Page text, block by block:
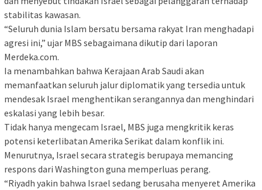
stabilitas kawasan.
“Seluruh dunia Islam bersatu bersama rakyat Iran menghadapi
agresi ini,” ujar MBS sebagaimana dikutip dari laporan
Merdeka.com.
Ia menambahkan bahwa Kerajaan Arab Saudi akan
memanfaatkan seluruh jalur diplomatik yang tersedia untuk
mendesak Israel menghentikan serangannya dan menghindari
eskalasi yang lebih besar.
Tidak hanya mengecam Israel, MBS juga mengkritik keras
potensi keterlibatan Amerika Serikat dalam konflik ini.
Menurutnya, Israel secara strategis berupaya memancing
respons dari Washington guna memperluas perang.
“Riyadh yakin bahwa Israel sedang berusaha menyeret Amerika